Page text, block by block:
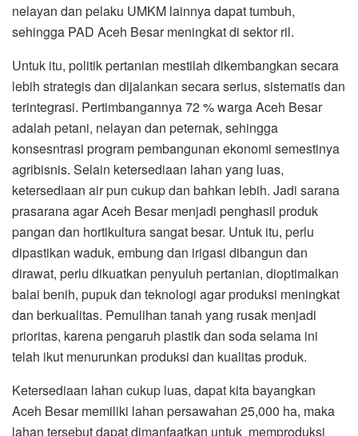
nelayan dan pelaku UMKM lainnya dapat tumbuh,
sehingga PAD Aceh Besar meningkat di sektor ril.
Untuk itu, politik pertanian mestilah dikembangkan secara
lebih strategis dan dijalankan secara serius, sistematis dan
terintegrasi. Pertimbangannya 72 % warga Aceh Besar
adalah petani, nelayan dan peternak, sehingga
konsesntrasi program pembangunan ekonomi semestinya
agribisnis. Selain ketersediaan lahan yang luas,
ketersediaan air pun cukup dan bahkan lebih. Jadi sarana
prasarana agar Aceh Besar menjadi penghasil produk
pangan dan hortikultura sangat besar. Untuk itu, perlu
dipastikan waduk, embung dan irigasi dibangun dan
dirawat, perlu dikuatkan penyuluh pertanian, dioptimalkan
balai benih, pupuk dan teknologi agar produksi meningkat
dan berkualitas. Pemulihan tanah yang rusak menjadi
prioritas, karena pengaruh plastik dan soda selama ini
telah ikut menurunkan produksi dan kualitas produk.
Ketersediaan lahan cukup luas, dapat kita bayangkan
Aceh Besar memiliki lahan persawahan 25,000 ha, maka
lahan tersebut dapat dimanfaatkan untuk memproduksi